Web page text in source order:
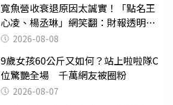
寬魚營收衰退原因太誠實！「點名王
心凌、楊丞琳」網笑翻：財報透明度
滿分2026-08-08
9歲女孩60公斤又如何？站上啦啦隊C
位驚艷全場 千萬網友被圈粉
2026-08-07